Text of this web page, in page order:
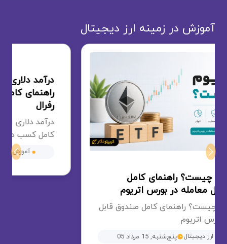
آموزش در زمینه ارز دیجیتال
درآمد دلاری از فن پیج اینستاگرام؛
راهنمای کامل کسب درآمد با سیستم
درآمد دلاری از فن پیج اینستاگرام؛ راهنمای
کامل کسب درآمد با سیستم رفرال
آموزش ارز دیجیتال پنج‌شنبه, 15 مرداد 05
Previous